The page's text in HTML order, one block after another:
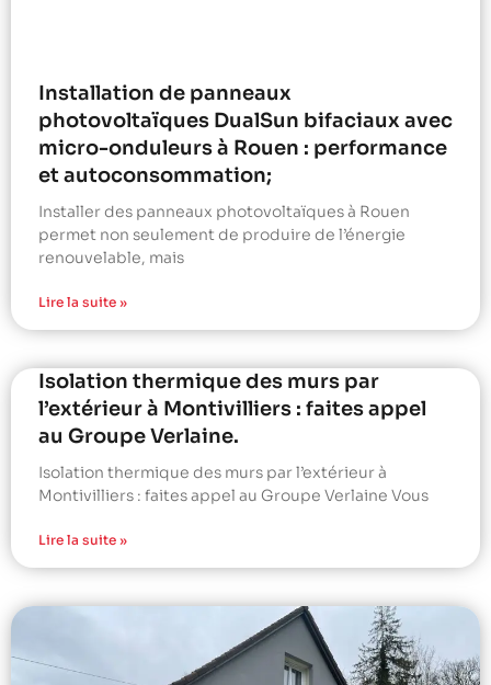
Installation de panneaux
photovoltaïques DualSun bifaciaux avec
micro-onduleurs à Rouen : performance
et autoconsommation;
Installer des panneaux photovoltaïques à Rouen
permet non seulement de produire de l’énergie
renouvelable, mais
Lire la suite »
Isolation thermique des murs par
l’extérieur à Montivilliers : faites appel
au Groupe Verlaine.
Isolation thermique des murs par l’extérieur à
Montivilliers : faites appel au Groupe Verlaine Vous
Lire la suite »